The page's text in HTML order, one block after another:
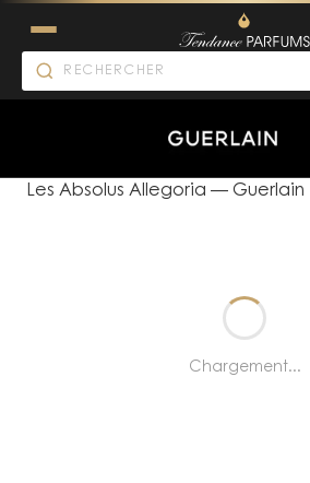
Les Absolus Allegoria — Guerlain
Chargement...